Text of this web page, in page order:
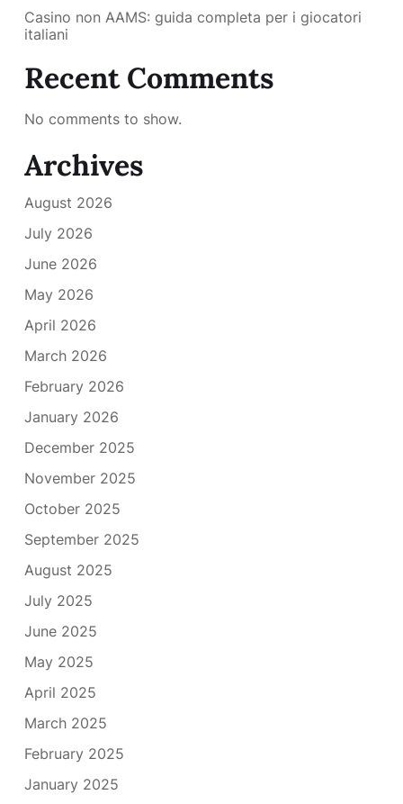
Casino non AAMS: guida completa per i giocatori
italiani
Recent Comments
No comments to show.
Archives
August 2026
July 2026
June 2026
May 2026
April 2026
March 2026
February 2026
January 2026
December 2025
November 2025
October 2025
September 2025
August 2025
July 2025
June 2025
May 2025
April 2025
March 2025
February 2025
January 2025